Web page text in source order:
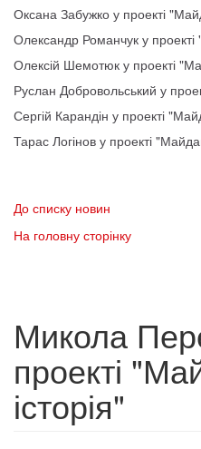
Оксана Забужко у проекті
Олександр Романчук у проекті
Олексій Шемотюк у проекті
Руслан Добровольський у
Сергій Карандін у проекті
Тарас Логінов у проекті
До списку новин
На головну сторінку
Микола
проекті
історія"